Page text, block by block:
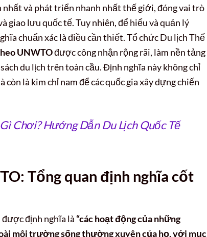
và phát triển nhanh nhất thế giới, đóng vai trò
giao lưu quốc tế. Tuy nhiên, để hiểu và quản lý
chuẩn xác là điều cần thiết. Tổ chức Du lịch Thế
UNWTOđược công nhận rộng rãi, làm nền tảng
du lịch trên toàn cầu. Định nghĩa này không chỉ
là kim chỉ nam để các quốc gia xây dựng chiến
Chơi? Hướng Dẫn Du Lịch Quốc Tế
Tổng quan định nghĩa cốt
định nghĩa là “các hoạt động của những
môi trường sống thường xuyên của họ, với mục